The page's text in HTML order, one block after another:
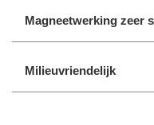
Magneetwerking zeer
Milieuvriendelijk